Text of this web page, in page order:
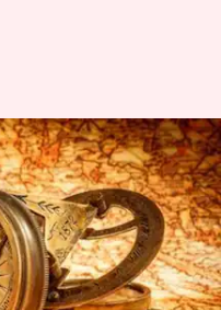
हुआ था 23 मई